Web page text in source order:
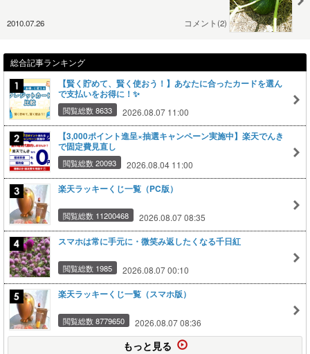
2010.07.26 コメント(2)
総合記事ランキング
【賢く貯めて、賢く使おう！】あなたに合ったカードを選ん
で支払いをお得に！✨
閲覧総数 8633 2026.08.07 11:00
【3,000ポイント進呈×抽選キャンペーン実施中】楽天でんき
で固定費見直し
閲覧総数 20093 2026.08.04 11:00
楽天ラッキーくじ一覧（PC版）
閲覧総数 11200468 2026.08.07 08:35
スマホは常に手元に・微笑み返したくなる千日紅
閲覧総数 1985 2026.08.07 00:10
楽天ラッキーくじ一覧（スマホ版）
閲覧総数 8779650 2026.08.07 08:36
もっと見る